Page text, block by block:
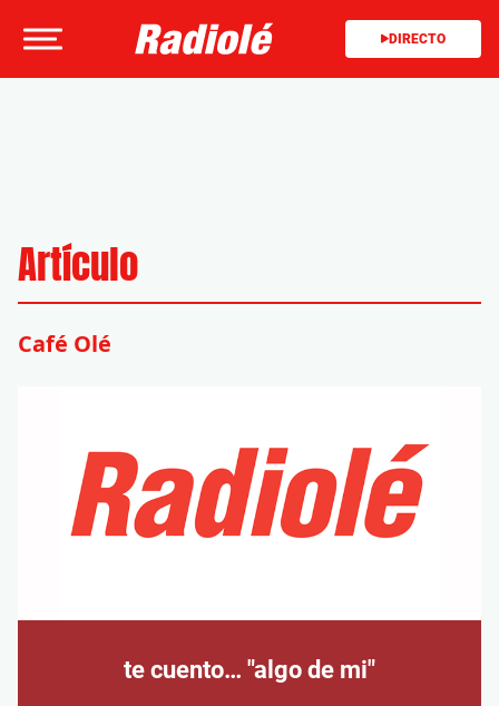
DIRECTO
Artículo
Café Olé
te cuento… "algo de mi"